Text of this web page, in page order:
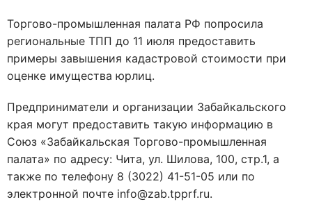
Торгово-промышленная палата РФ попросила
региональные ТПП до 11 июля предоставить
примеры завышения кадастровой стоимости при
оценке имущества юрлиц.
Предприниматели и организации Забайкальского
края могут предоставить такую информацию в
Союз «Забайкальская Торгово-промышленная
палата» по адресу: Чита, ул. Шилова, 100, стр.1, а
также по телефону 8 (3022) 41-51-05 или по
электронной почте info@zab.tpprf.ru.